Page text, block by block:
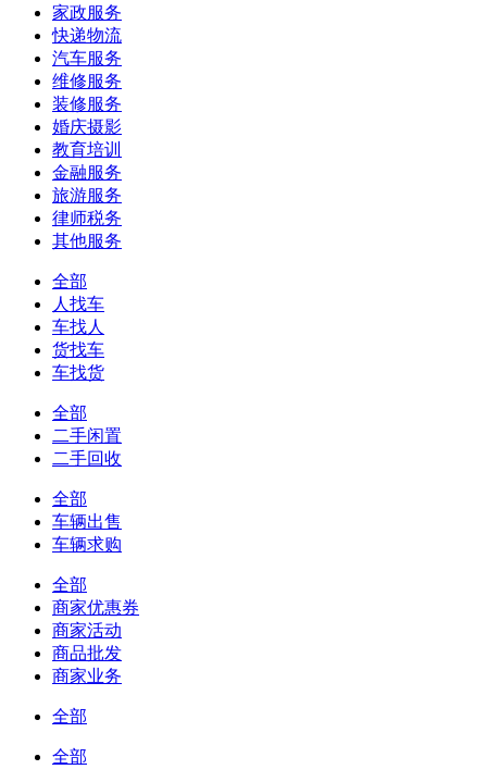
家政服务
快递物流
汽车服务
维修服务
装修服务
婚庆摄影
教育培训
金融服务
旅游服务
律师税务
其他服务
全部
人找车
车找人
货找车
车找货
全部
二手闲置
二手回收
全部
车辆出售
车辆求购
全部
商家优惠券
商家活动
商品批发
商家业务
全部
全部